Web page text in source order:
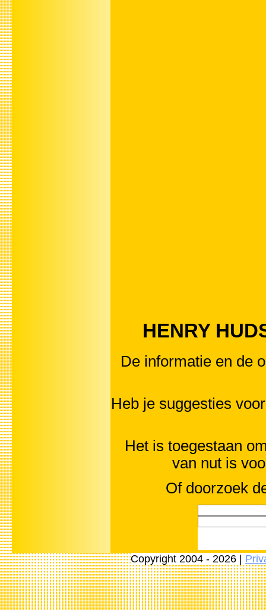
HENRY
De informatie en de
Heb je suggesties
Het is toegestaan
van nut is
Of doorzoek
Copyright 2004 - 2026 |